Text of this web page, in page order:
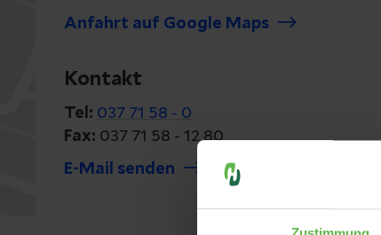
Anfahrt auf Google Maps
Kontakt
Tel: 037 71 58 - 0
Fax: 037 71 58 - 12 80
E-Mail senden